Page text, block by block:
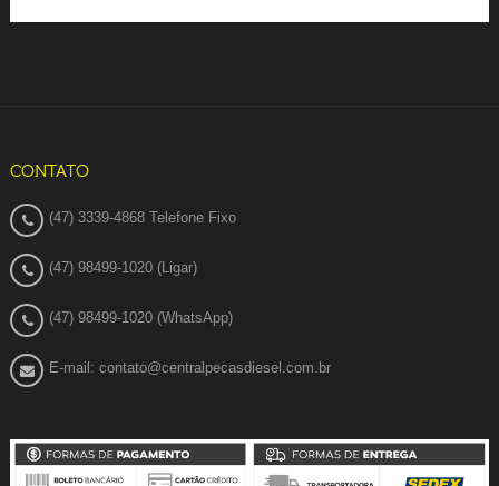
CONTATO
(47) 3339-4868 Telefone Fixo
(47) 98499-1020 (Ligar)
(47) 98499-1020 (WhatsApp)
E-mail: contato@centralpecasdiesel.com.br